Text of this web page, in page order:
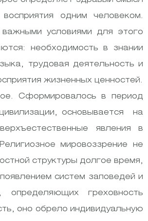
одним человеком.
важными условиями для этого
необходимость в знании
трудовая деятельность и
жизненных ценностей.
Сформировалось в период
основывается на
явления в
мировоззрение не
структуры долгое время,
систем заповедей и
определяющих греховность
оно обрело индивидуальную